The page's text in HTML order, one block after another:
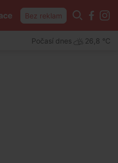
Bez reklam
Počasí dnes 26,8 °C